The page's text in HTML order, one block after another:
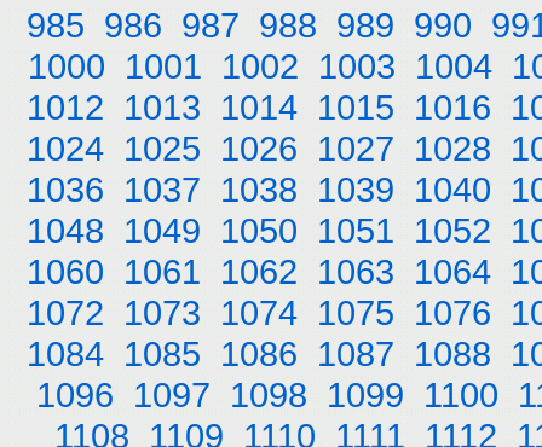
985 986 987 988 989 990
1000 1001 1002 1003 1004
1012 1013 1014 1015 1016
1024 1025 1026 1027 1028
1036 1037 1038 1039 1040
1048 1049 1050 1051 1052
1060 1061 1062 1063 1064
1072 1073 1074 1075 1076
1084 1085 1086 1087 1088
1096 1097 1098 1099 1100
1108 1109 1110 1111 1112